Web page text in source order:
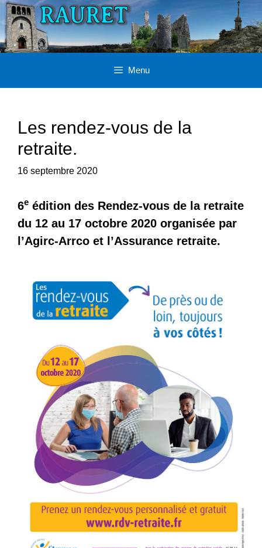
Aller
au
contenu
Menu
Les rendez-vous de la
retraite.
16 septembre 2020
6e édition des Rendez-vous de la retraite
du 12 au 17 octobre 2020 organisée par
l’Agirc-Arrco et l’Assurance retraite.